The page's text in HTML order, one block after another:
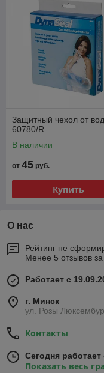
Простота
Все
и не требуют
Надежные
вы можете
Они выполнены
Вы можете
телефону
Защитный чехол от
60780/R
В наличии
от 45 руб.
Купить
О нас
Рейтинг не
Менее 5 отзывов
Работает с
г. Минск
ул. Розы
Контакты
Сегодня
Показать весь